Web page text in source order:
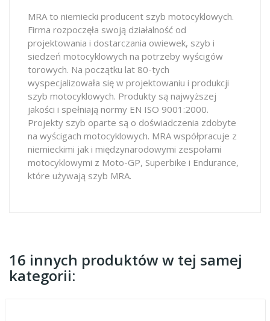
MRA to niemiecki producent szyb motocyklowych.
Firma rozpoczęła swoją działalność od
projektowania i dostarczania owiewek, szyb i
siedzeń motocyklowych na potrzeby wyścigów
torowych. Na początku lat 80-tych
wyspecjalizowała się w projektowaniu i produkcji
szyb motocyklowych. Produkty są najwyższej
jakości i spełniają normy EN ISO 9001:2000.
Projekty szyb oparte są o doświadczenia zdobyte
na wyścigach motocyklowych. MRA współpracuje z
niemieckimi jak i międzynarodowymi zespołami
motocyklowymi z Moto-GP, Superbike i Endurance,
które używają szyb MRA.
16 innych produktów w tej samej
kategorii: